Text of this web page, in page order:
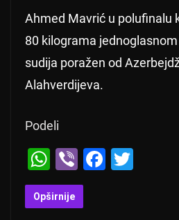
Ahmed Mavrić u polufinalu
80 kilograma
sudija poražen od
Alahverdijeva.
Podeli
W
h
at
Vi
b
er
F
Opširnije